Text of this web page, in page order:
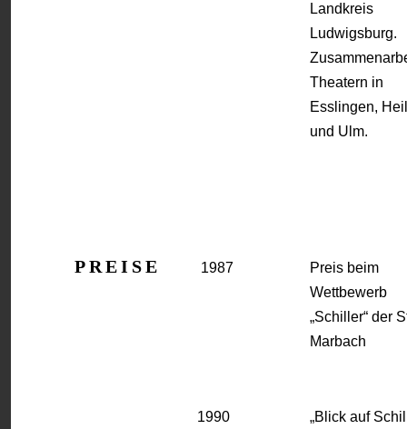
Landkreis
Ludwigsburg.
Theatern in
Esslingen,
und Ulm.
PREISE 1987
Preis beim
Wettbewerb
„Schiller“ der
Marbach
1990
„Blick auf